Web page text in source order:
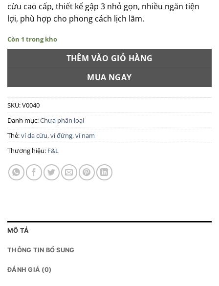
cừu cao cấp, thiết kế gập 3 nhỏ gọn, nhiều ngăn tiện
lợi, phù hợp cho phong cách lịch lãm.
Còn 1 trong kho
THÊM VÀO GIỎ HÀNG
MUA NGAY
SKU:V0040
Danh mục:Chưa phân loại
Thẻ:ví da cừu,ví đứng,ví nam
Thương hiệu: F&L
MÔ TẢ
THÔNG TIN BỔ SUNG
ĐÁNH GIÁ (0)